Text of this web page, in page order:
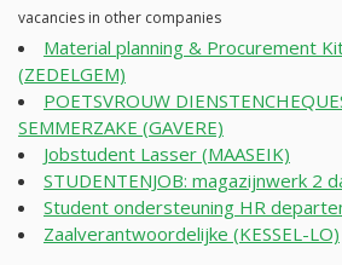
vacancies in other companies
Material planning & Procurement
(ZEDELGEM)
POETSVROUW
SEMMERZAKE (GAVERE)
Jobstudent Lasser (MAASEIK)
STUDENTENJOB: magazijnwerk 2
Student ondersteuning HR
Zaalverantwoordelijke (KESSEL-LO)